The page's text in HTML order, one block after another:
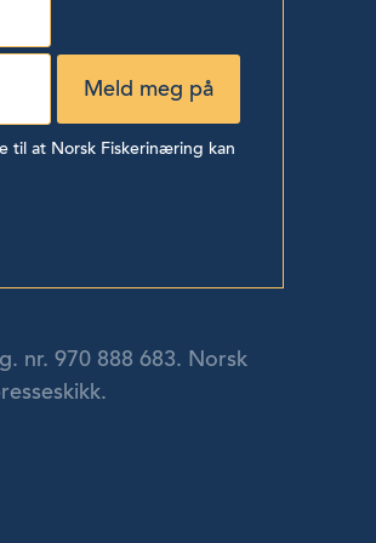
til at Norsk Fiskerinæring kan
nr. 970 888 683. Norsk